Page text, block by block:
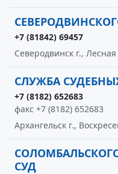
+7 (81842) 69457
Северодвинск г.,
СЛУЖБА
+7 (8182) 652683
факс +7 (8182) 652683
Архангельск г.,
СУД